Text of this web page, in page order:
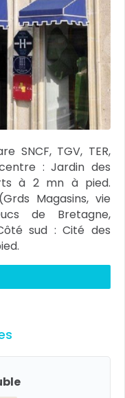
SNCF, TGV, TER,
: Jardin des
à 2 mn à pied.
Magasins, vie
de Bretagne,
sud : Cité des